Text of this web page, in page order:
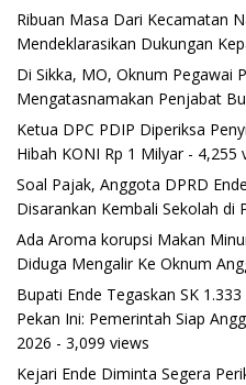
Ribuan Masa Dari Kecamatan
Mendeklarasikan Dukungan
Di Sikka, MO, Oknum Pegawai
Mengatasnamakan Penjabat
Ketua DPC PDIP Diperiksa
Hibah KONI Rp 1 Milyar- 4,255
Soal Pajak, Anggota DPRD
Disarankan Kembali Sekolah di
Ada Aroma korupsi Makan
Diduga Mengalir Ke Oknum
Bupati Ende Tegaskan SK
Pekan Ini: Pemerintah Siap
2026 - 3,099 views
Kejari Ende Diminta Segera